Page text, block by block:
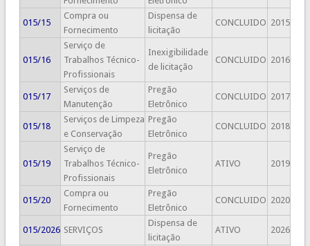
015/15
Compra ou
Fornecimento
Dispensa de
licitação
CONCLUIDO 2015
015/16
Serviço de
Trabalhos Técnico-
Profissionais
Inexigibilidade
de licitação
CONCLUIDO 2016
015/17
Serviços de
Manutenção
Pregão
Eletrônico
CONCLUIDO 2017
015/18
Serviços de Limpeza
e Conservação
Pregão
Eletrônico
CONCLUIDO 2018
015/19
Serviço de
Trabalhos Técnico-
Profissionais
Pregão
Eletrônico
ATIVO 2019
015/20
Compra ou
Fornecimento
Pregão
Eletrônico
CONCLUIDO 2020
015/2026 SERVIÇOS
Dispensa de
licitação
ATIVO 2026